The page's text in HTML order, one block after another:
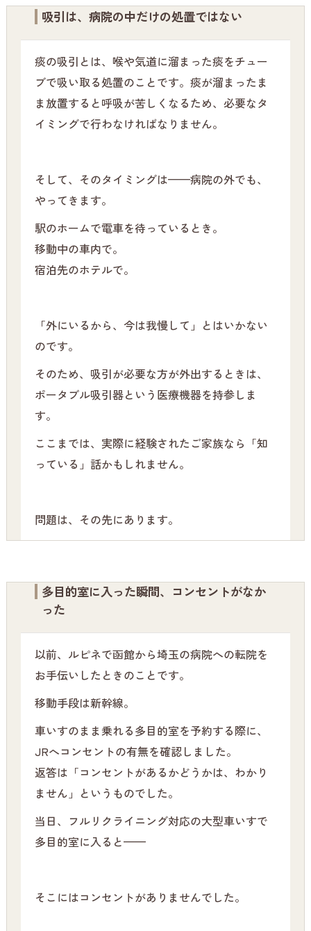
吸引は、病院の中だけの処置ではない
痰の吸引とは、喉や気道に溜まった痰をチュー
ブで吸い取る処置のことです。痰が溜まったま
ま放置すると呼吸が苦しくなるため、必要なタ
イミングで行わなければなりません。
そして、そのタイミングは——病院の外でも、
やってきます。
駅のホームで電車を待っているとき。
移動中の車内で。
宿泊先のホテルで。
「外にいるから、今は我慢して」とはいかない
のです。
そのため、吸引が必要な方が外出するときは、
ポータブル吸引器という医療機器を持参しま
す。
ここまでは、実際に経験されたご家族なら「知
っている」話かもしれません。
問題は、その先にあります。
多目的室に入った瞬間、コンセントがなか
った
以前、ルピネで函館から埼玉の病院への転院を
お手伝いしたときのことです。
移動手段は新幹線。
車いすのまま乗れる多目的室を予約する際に、
JRへコンセントの有無を確認しました。
返答は「コンセントがあるかどうかは、わかり
ません」というものでした。
当日、フルリクライニング対応の大型車いすで
多目的室に入ると——
そこにはコンセントがありませんでした。